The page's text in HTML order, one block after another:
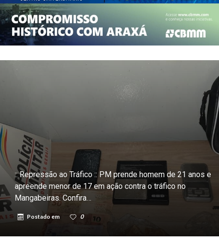
:: Repressão ao Tráfico :: PM prende homem de 21 anos e
apreende menor de 17 em ação contra o tráfico no
Mangabeiras. Confira…
Postado em 0